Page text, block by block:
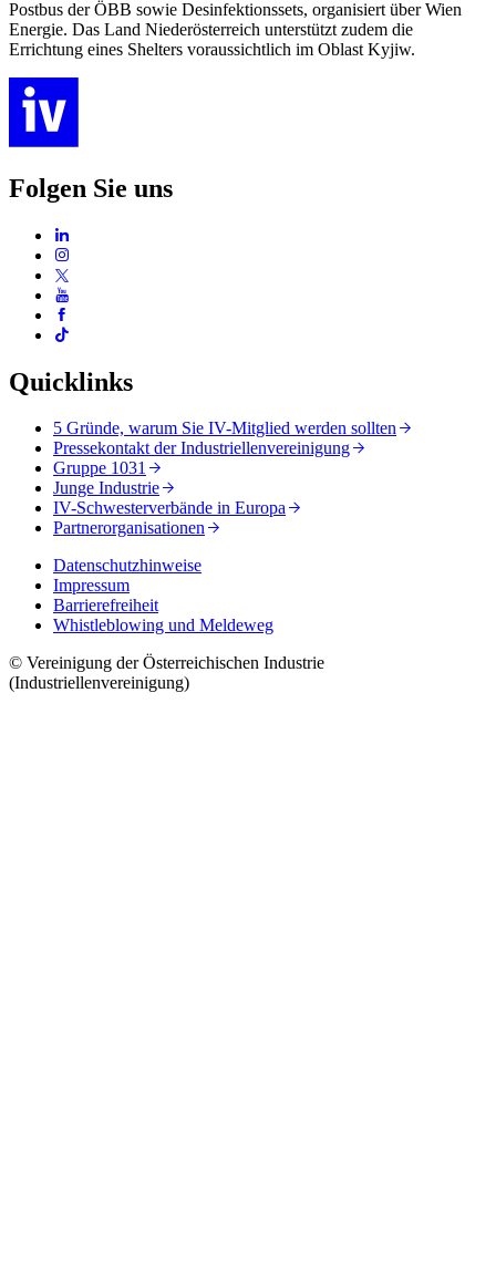
Postbus der ÖBB sowie Desinfektionssets, organisiert über Wien
Energie. Das Land Niederösterreich unterstützt zudem die
Errichtung eines Shelters voraussichtlich im Oblast Kyjiw.
Folgen Sie uns
Quicklinks
5 Gründe, warum Sie IV-Mitglied werden sollten
Pressekontakt der Industriellenvereinigung
Gruppe 1031
Junge Industrie
IV-Schwesterverbände in Europa
Partnerorganisationen
Datenschutzhinweise
Impressum
Barrierefreiheit
Whistleblowing und Meldeweg
© Vereinigung der Österreichischen Industrie
(Industriellenvereinigung)